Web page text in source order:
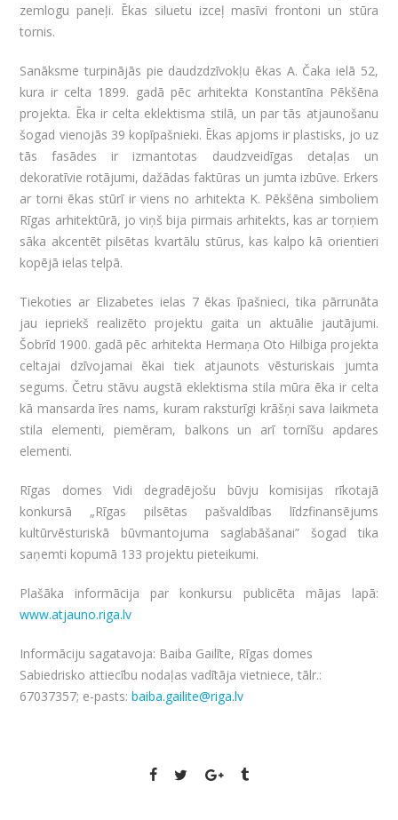
zemlogu paneļi. Ēkas siluetu izceļ masīvi frontoni un stūra
tornis.
Sanāksme turpinājās pie daudzdzīvokļu ēkas A. Čaka ielā 52,
kura ir celta 1899. gadā pēc arhitekta Konstantīna Pēkšēna
projekta. Ēka ir celta eklektisma stilā, un par tās atjaunošanu
šogad vienojās 39 kopīpašnieki. Ēkas apjoms ir plastisks, jo uz
tās fasādes ir izmantotas daudzveidīgas detaļas un
dekoratīvie rotājumi, dažādas faktūras un jumta izbūve. Erkers
ar torni ēkas stūrī ir viens no arhitekta K. Pēkšēna simboliem
Rīgas arhitektūrā, jo viņš bija pirmais arhitekts, kas ar torņiem
sāka akcentēt pilsētas kvartālu stūrus, kas kalpo kā orientieri
kopējā ielas telpā.
Tiekoties ar Elizabetes ielas 7 ēkas īpašnieci, tika pārrunāta
jau iepriekš realizēto projektu gaita un aktuālie jautājumi.
Šobrīd 1900. gadā pēc arhitekta Hermaņa Oto Hilbiga projekta
celtajai dzīvojamai ēkai tiek atjaunots vēsturiskais jumta
segums. Četru stāvu augstā eklektisma stila mūra ēka ir celta
kā mansarda īres nams, kuram raksturīgi krāšņi sava laikmeta
stila elementi, piemēram, balkons un arī tornīšu apdares
elementi.
Rīgas domes Vidi degradējošu būvju komisijas rīkotajā
konkursā „Rīgas pilsētas pašvaldības līdzfinansējums
kultūrvēsturiskā būvmantojuma saglabāšanai” šogad tika
saņemti kopumā 133 projektu pieteikumi.
Plašāka informācija par konkursu publicēta mājas lapā:
www.atjauno.riga.lv
Informāciju sagatavoja: Baiba Gailīte, Rīgas domes
Sabiedrisko attiecību nodaļas vadītāja vietniece, tālr.:
67037357; e-pasts:baiba.gailite@riga.lv